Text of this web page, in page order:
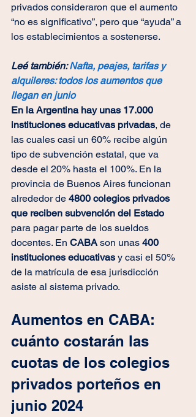
privados consideraron que el aumento
“no es significativo”, pero que “ayuda” a
los establecimientos a sostenerse.
Leé también: Nafta, peajes, tarifas y
alquileres: todos los aumentos que
llegan en junio
En la Argentina hay unas 17.000
instituciones educativas privadas, de
las cuales casi un 60% recibe algún
tipo de subvención estatal, que va
desde el 20% hasta el 100%. En la
provincia de Buenos Aires funcionan
alrededor de 4800 colegios privados
que reciben subvención del Estado
para pagar parte de los sueldos
docentes. En CABA son unas 400
instituciones educativas y casi el 50%
de la matrícula de esa jurisdicción
asiste al sistema privado.
Aumentos en CABA:
cuánto costarán las
cuotas de los colegios
privados porteños en
junio 2024